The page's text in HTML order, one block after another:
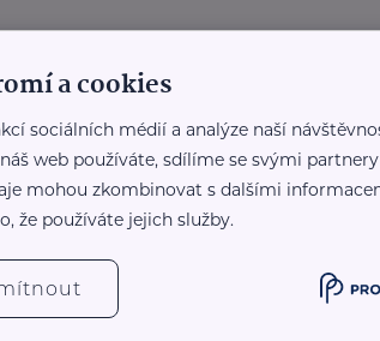
a cookies
sociálních médií a analýze naší
web používáte, sdílíme se svými
mohou zkombinovat s dalšími
že používáte jejich služby.